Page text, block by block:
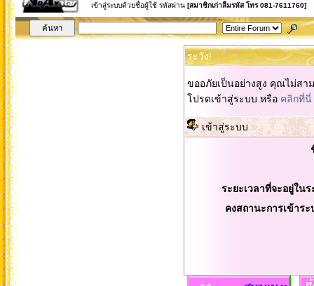
เข้าสู่ระบบด้วยชื่อผู้ใช้ รหัสผ่าน [สมาชิกเก่าลืมรหัส โทร 081-7611760]
ระวัง!
ขออภัยเป็นอย่างสูง คุณไม่ส
โปรดเข้าสู่ระบบ หรือ คลิกที่นี่
เข้าสู่ระบบ
ระยะเวลาที่จะอยู่ใน
คงสถานะการเข้าร